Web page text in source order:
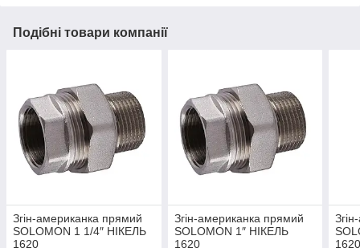
Подібні товари компанії
Згін-американка прямий
SOLOMON 1 1/4″ НІКЕЛЬ
1620
Згін-американка прямий
SOLOMON 1″ НІКЕЛЬ
1620